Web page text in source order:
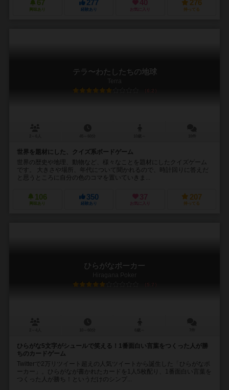
67
興味あり
277
経験あり
40
お気に入り
276
持ってる
テラ〜わたしたちの地球
Terra
6.2
世界を題材にした、クイズ系ボードゲーム
世界の歴史や地理、動物など、様々なことを題材にしたクイズゲーム
です。 大きさや場所、年代について聞かれるので、時計回りに答えだ
と思うところに自分の色のコマを置いていきま...
106
興味あり
350
経験あり
37
お気に入り
207
持ってる
ひらがなポーカー
Hiragana Poker
5.7
ひらがな5文字がシュールで笑える！1番面白い言葉をつくった人が勝
ちのカードゲーム
Twitterで2万リツイート超えの人気ツイートから誕生した「ひらがなポ
ーカー」。ひらがなが書かれたカードを1人5枚配り、1番面白い言葉を
つくった人が勝ち！というだけのシンプ...